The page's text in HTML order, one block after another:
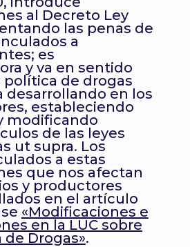
al Decreto Ley
las penas de
a
es
y va en sentido
política de drogas
desarrollando en los
estableciendo
modificando
de las leyes
ut supra. Los
a estas
que nos afectan
y productores
en el artículo
«Modificaciones e
en la LUC sobre
Drogas».